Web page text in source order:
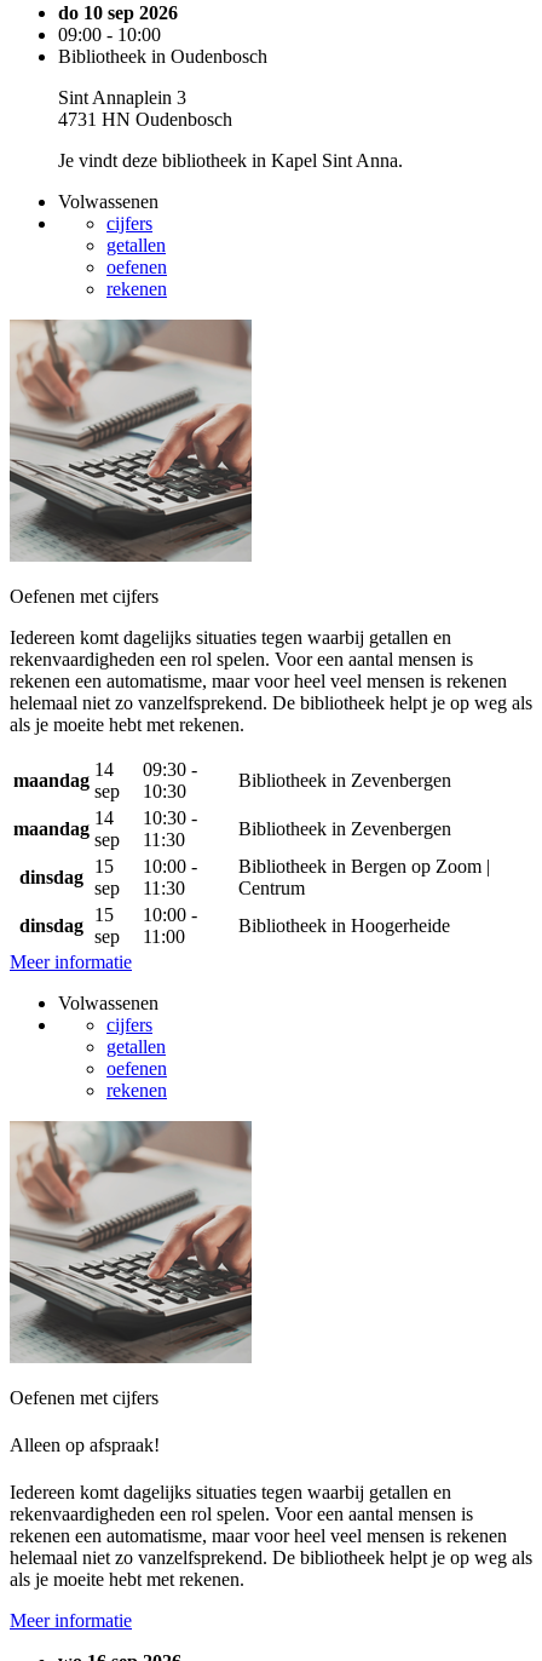
do 10 sep 2026
09:00 - 10:00
Bibliotheek in Oudenbosch
Sint Annaplein 3
4731 HN Oudenbosch
Je vindt deze bibliotheek in Kapel Sint Anna.
Volwassenen
cijfers
getallen
oefenen
rekenen
Oefenen met cijfers
Iedereen komt dagelijks situaties tegen waarbij getallen en
rekenvaardigheden een rol spelen. Voor een aantal mensen is
rekenen een automatisme, maar voor heel veel mensen is rekenen
helemaal niet zo vanzelfsprekend. De bibliotheek helpt je op weg als
als je moeite hebt met rekenen.
maandag
14
sep
09:30 -
10:30
Bibliotheek in Zevenbergen
maandag
14
sep
10:30 -
11:30
Bibliotheek in Zevenbergen
dinsdag
15
sep
10:00 -
11:30
Bibliotheek in Bergen op Zoom |
Centrum
dinsdag
15
sep
10:00 -
11:00
Bibliotheek in Hoogerheide
Meer informatie
Volwassenen
cijfers
getallen
oefenen
rekenen
Oefenen met cijfers
Alleen op afspraak!
Iedereen komt dagelijks situaties tegen waarbij getallen en
rekenvaardigheden een rol spelen. Voor een aantal mensen is
rekenen een automatisme, maar voor heel veel mensen is rekenen
helemaal niet zo vanzelfsprekend. De bibliotheek helpt je op weg als
als je moeite hebt met rekenen.
Meer informatie